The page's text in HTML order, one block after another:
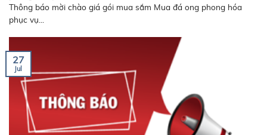
Thông báo mời chào giá gói mua sắm Mua đá ong phong hóa
phục vụ...
27
Jul